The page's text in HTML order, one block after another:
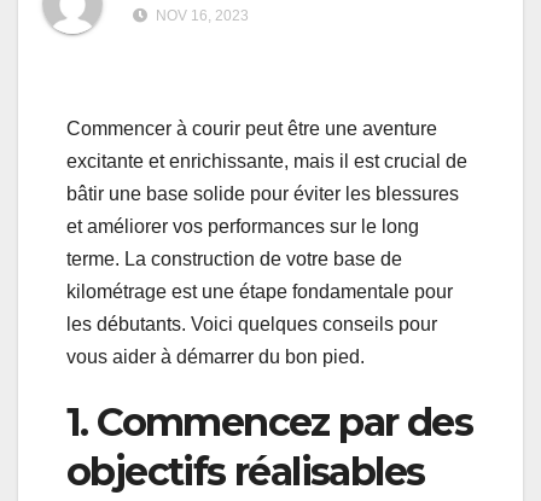
NOV 16, 2023
Commencer à courir peut être une aventure
excitante et enrichissante, mais il est crucial de
bâtir une base solide pour éviter les blessures
et améliorer vos performances sur le long
terme. La construction de votre base de
kilométrage est une étape fondamentale pour
les débutants. Voici quelques conseils pour
vous aider à démarrer du bon pied.
1. Commencez par des
objectifs réalisables